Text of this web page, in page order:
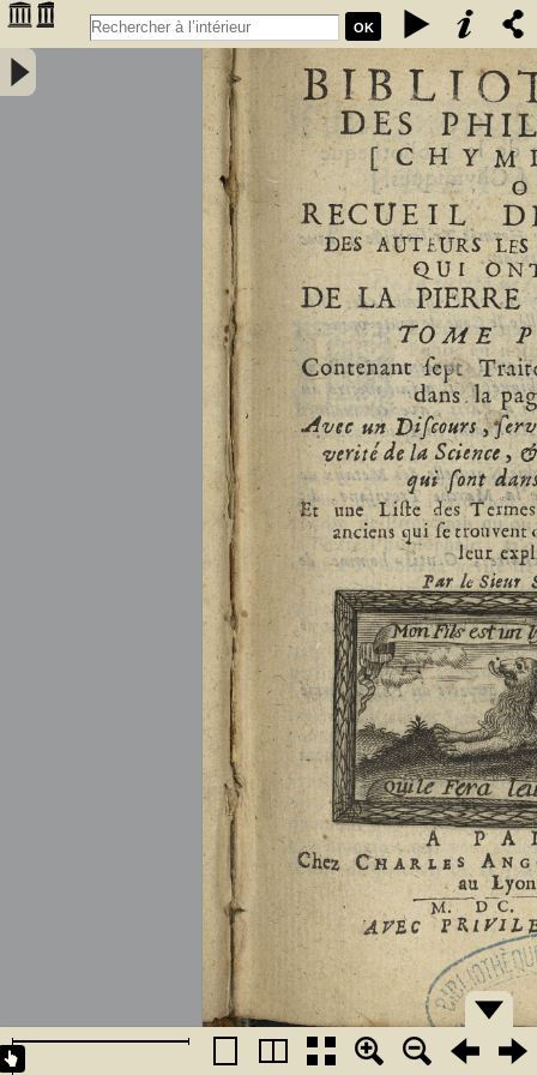
OK
Bibliothèque des philosophes [chymiques,] ou Recueil des oeuvres
des auteurs les plus approuvez qui ont écrit de la pierre philosophale.
Tome premier, contenant sept traitez... avec un discours, servant de
préface... et une liste des termes de l'art, & des mots anciens qui se
trouvent dans ces traitez... par le sieur S.D.E.M. - Salmon, William